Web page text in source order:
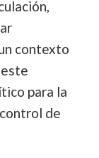
contexto
para la
de